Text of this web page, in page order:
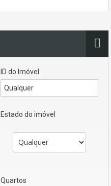
ID do Imóvel
Estado do imóvel
Quartos